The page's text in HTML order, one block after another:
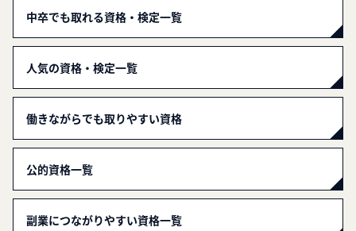
中卒でも取れる資格・検定一覧
人気の資格・検定一覧
働きながらでも取りやすい資格
公的資格一覧
副業につながりやすい資格一覧